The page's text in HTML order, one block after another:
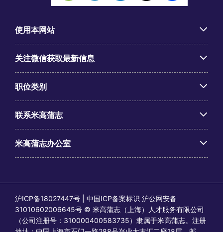
使用本网站
关注微信获取最新信息
职位类别
联系米高蒲志
米高蒲志办公室
沪ICP备18027447号 | 中国ICP备案标识 沪公网安备
31010602006645号 © 米高蒲志（上海）人才服务有限公司
（公司注册号：310000400583735）隶属于米高蒲志。注册